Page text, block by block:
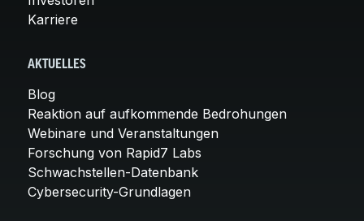
Karriere
AKTUELLES
Blog
Reaktion auf aufkommende Bedrohungen
Webinare und Veranstaltungen
Forschung von Rapid7 Labs
Schwachstellen-Datenbank
Cybersecurity-Grundlagen